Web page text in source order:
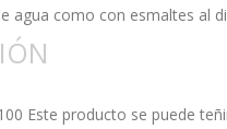
agua como con esmaltes al
Este producto se puede